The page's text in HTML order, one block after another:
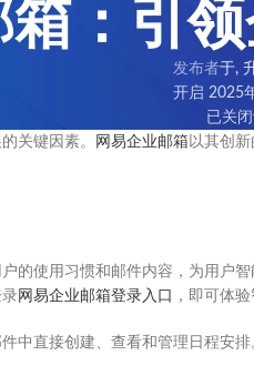
箱：引
发布者于,
开启 2025
已关
关键因素。
网易企业邮箱 以其创
的使用习惯和邮件内容，为用户
录网易企业邮箱登录入口 ，即可体
中直接创建、查看和管理日程安